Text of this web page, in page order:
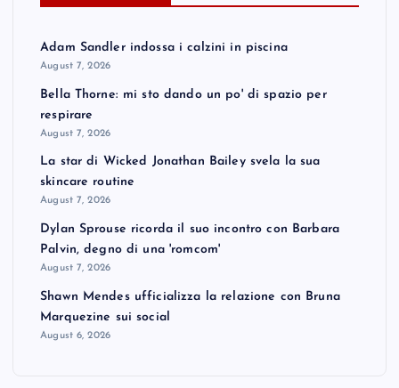
Adam Sandler indossa i calzini in piscina
August 7, 2026
Bella Thorne: mi sto dando un po' di spazio per
respirare
August 7, 2026
La star di Wicked Jonathan Bailey svela la sua
skincare routine
August 7, 2026
Dylan Sprouse ricorda il suo incontro con Barbara
Palvin, degno di una 'romcom'
August 7, 2026
Shawn Mendes ufficializza la relazione con Bruna
Marquezine sui social
August 6, 2026